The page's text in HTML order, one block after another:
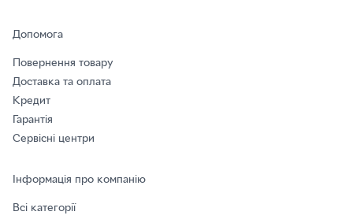
Допомога
Повернення товару
Доставка та оплата
Кредит
Гарантія
Сервісні центри
Інформація про компанію
Всі категорії